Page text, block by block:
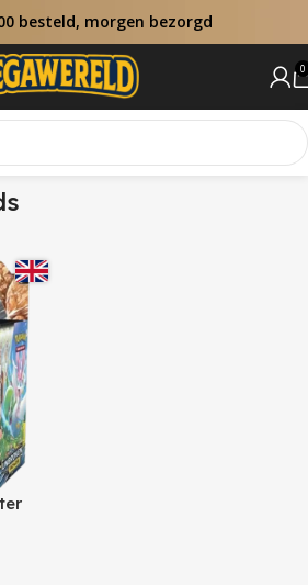
besteld, morgen bezorgd
0